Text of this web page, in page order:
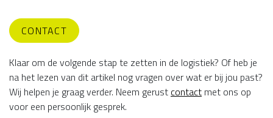
CONTACT
Klaar om de volgende stap te zetten in de logistiek? Of heb je
na het lezen van dit artikel nog vragen over wat er bij jou past?
Wij helpen je graag verder. Neem gerust contact met ons op
voor een persoonlijk gesprek.